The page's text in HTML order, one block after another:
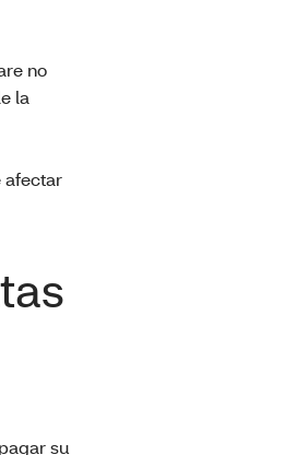
no
la
afectar
su